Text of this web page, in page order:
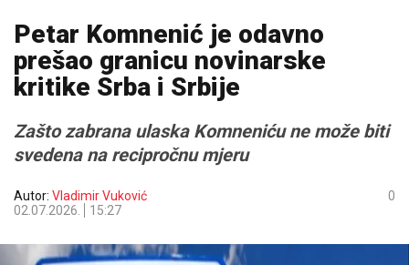
Petar Komnenić je odavno
prešao granicu novinarske
kritike Srba i Srbije
Zašto zabrana ulaska Komneniću ne može biti
svedena na recipročnu mjeru
Autor: Vladimir Vuković
02.07.2026.
15:27
0